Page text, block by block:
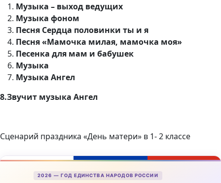
Музыка – выход ведущих
Музыка фоном
Песня Сердца половинки ты и я
Песня «Мамочка милая, мамочка моя»
Песенка для мам и бабушек
Музыка
Музыка Ангел
8.Звучит музыка Ангел
Сценарий праздника «День матери» в 1- 2 классе
2026 — ГОД ЕДИНСТВА НАРОДОВ РОССИИ